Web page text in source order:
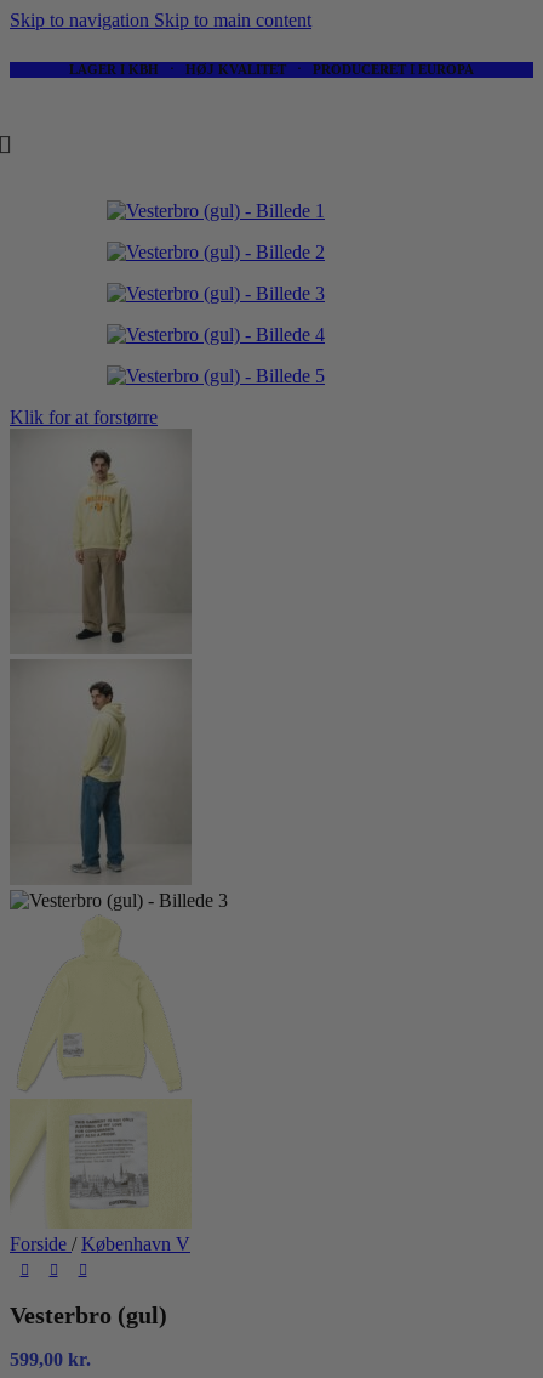
Skip to navigation Skip to main content
LAGER I KBH ⋅ HØJ KVALITET ⋅ PRODUCERET I EUROPA
Klik for at forstørre
Forside / København V
Vesterbro (gul)
599,00 kr.